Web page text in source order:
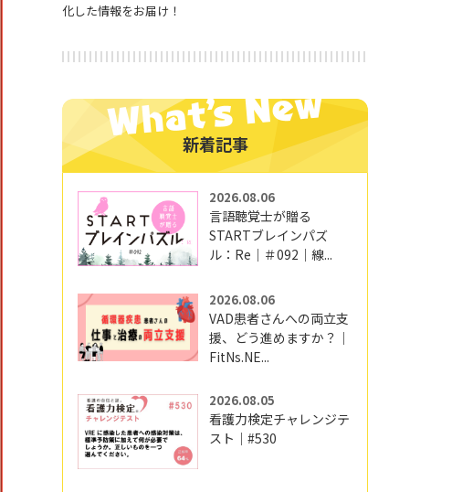
化した情報をお届け！
新着記事
2026.08.06
言語聴覚士が贈る
STARTブレインパズ
ル：Re｜＃092｜線...
2026.08.06
VAD患者さんへの両立支
援、どう進めますか？｜
FitNs.NE...
2026.08.05
看護力検定チャレンジテ
スト｜#530